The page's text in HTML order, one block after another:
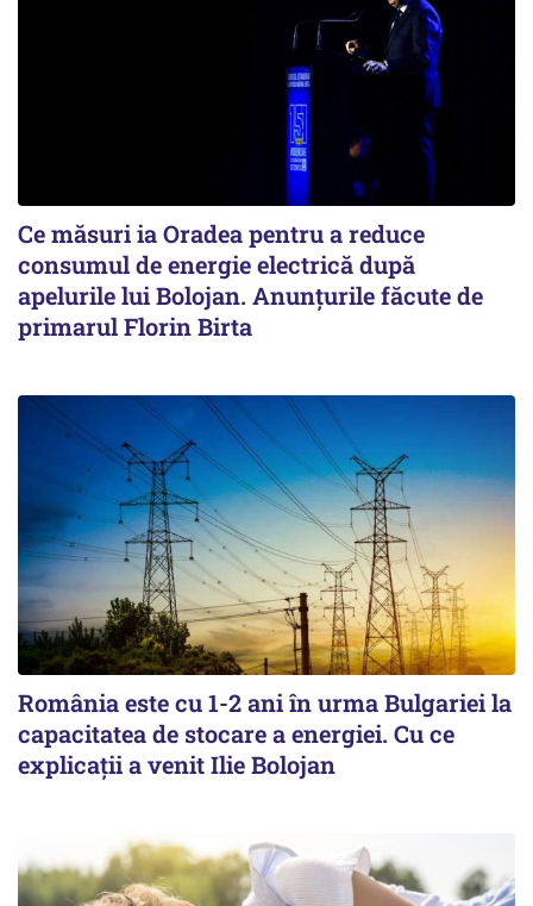
Ce măsuri ia Oradea pentru a reduce
consumul de energie electrică după
apelurile lui Bolojan. Anunțurile făcute de
primarul Florin Birta
România este cu 1-2 ani în urma Bulgariei la
capacitatea de stocare a energiei. Cu ce
explicații a venit Ilie Bolojan